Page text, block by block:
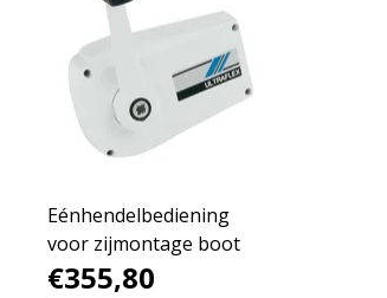
Eénhendelbediening
voor zijmontage boot
€355,80